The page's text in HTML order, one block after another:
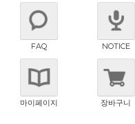
FAQ NOTICE
마이페이지 장바구니